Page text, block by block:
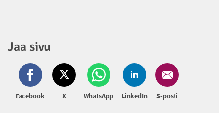
Jaa sivu
Facebook X WhatsApp LinkedIn S-posti